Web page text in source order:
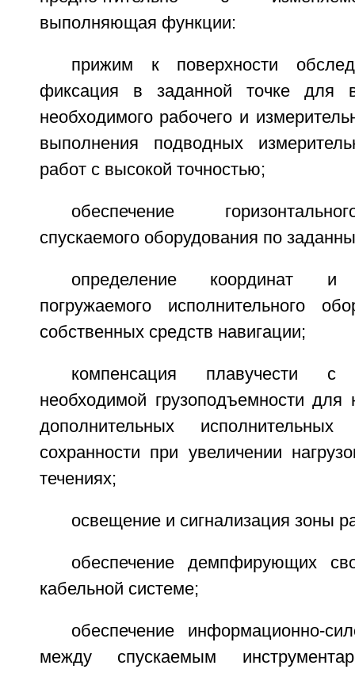
выполняющая функции:
прижим к поверхности
фиксация в заданной точке для
необходимого рабочего и
выполнения подводных
работ с высокой точностью;
обеспечение
спускаемого оборудования по
определение координат и
погружаемого исполнительного
собственных средств навигации;
компенсация плавучести
необходимой грузоподъемности
дополнительных
сохранности при увеличении
течениях;
освещение и сигнализация зоны
обеспечение демпфирующих
кабельной системе;
обеспечение информационно-
между спускаемым